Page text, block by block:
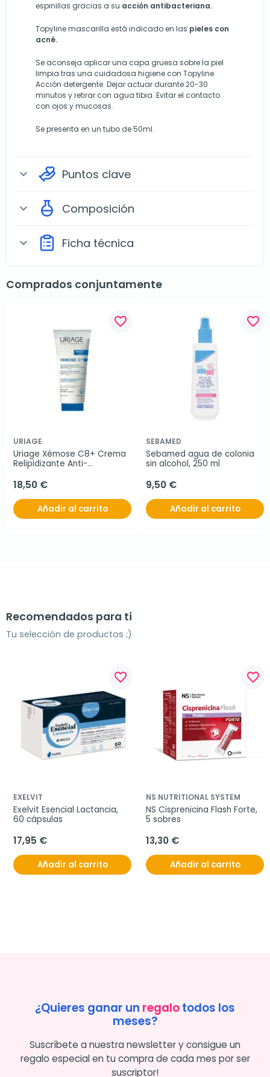
espinillas gracias a su acción antibacteriana.
Topyline mascarilla está indicado en las pieles con
acné.
Se aconseja aplicar una capa gruesa sobre la piel
limpia tras una cuidadosa higiene con Topyline
Acción detergente. Dejar actuar durante 20-30
minutos y retirar con agua tibia. Evitar el contacto
con ojos y mucosas.
Se presenta en un tubo de 50ml.
expand_more Puntos clave
expand_more Composición
expand_more Ficha técnica
Comprados conjuntamente
favorite_border
URIAGE
Uriage Xémose C8+ Crema
Relipidizante Anti-
18,50 €
Añadir al carrito
favorite_border
SEBAMED
Sebamed agua de colonia
sin alcohol, 250 ml
9,50 €
Añadir al carrito
Recomendados para ti
Tu selección de productos ;)
favorite_border
EXELVIT
Exelvit Esencial Lactancia,
60 cápsulas
17,95 €
Añadir al carrito
favorite_border
NS NUTRITIONAL SYSTEM
NS Cisprenicina Flash Forte,
5 sobres
13,30 €
Añadir al carrito
¿Quieres ganar un regalotodos los
meses?
Suscríbete a nuestra newsletter y consigue un
regalo especial en tu compra de cada mes por ser
suscriptor!